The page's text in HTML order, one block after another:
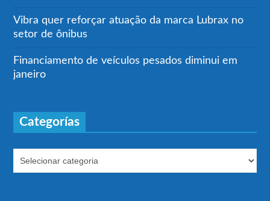
Vibra quer reforçar atuação da marca Lubrax no
setor de ônibus
Financiamento de veículos pesados diminui em
janeiro
Categorías